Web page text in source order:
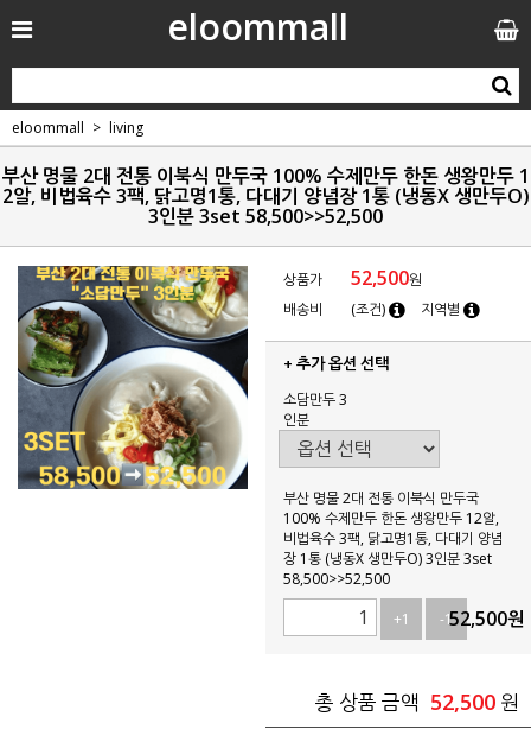
eloommall
eloommall living
부산 명물 2대 전통 이북식 만두국 100% 수제만두 한돈 생왕만두 1
2알, 비법육수 3팩, 닭고명1통, 다대기 양념장 1통 (냉동X 생만두O)
3인분 3set 58,500>>52,500
상품가 52,500원
배송비
(조건) 지역별
+ 추가 옵션 선택
소담만두 3
인분
부산 명물 2대 전통 이북식 만두국
100% 수제만두 한돈 생왕만두 12알,
비법육수 3팩, 닭고명1통, 다대기 양념
장 1통 (냉동X 생만두O) 3인분 3set
58,500>>52,500
+1
-152,500원
총 상품 금액 52,500 원